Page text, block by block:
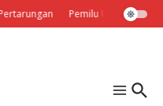
Pemilu Ukraina: